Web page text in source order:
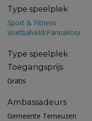
Type speelplek
Sport & Fitness
Voetbalveld/Pannakooi
Type speelplek
Toegangsprijs
Gratis
Ambassadeurs
Gemeente Terneuzen